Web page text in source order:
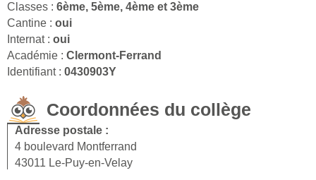
Classes : 6ème, 5ème, 4ème et 3ème
Cantine : oui
Internat : oui
Académie : Clermont-Ferrand
Identifiant : 0430903Y
Coordonnées du collège
Adresse postale :
4 boulevard Montferrand
43011 Le-Puy-en-Velay